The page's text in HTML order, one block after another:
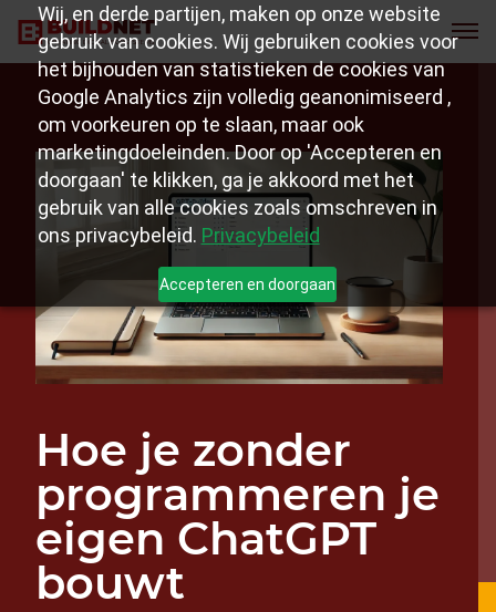
Wij, en derde partijen, maken op onze website
gebruik van cookies. Wij gebruiken cookies voor
het bijhouden van statistieken de cookies van
Google Analytics zijn volledig geanonimiseerd ,
om voorkeuren op te slaan, maar ook
marketingdoeleinden. Door op 'Accepteren en
doorgaan' te klikken, ga je akkoord met het
gebruik van alle cookies zoals omschreven in
ons privacybeleid. Privacybeleid
Accepteren en doorgaan
Hoe je zonder
programmeren je
eigen ChatGPT
bouwt